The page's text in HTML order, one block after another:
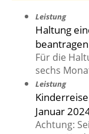
Leistung
Haltung
beantragen
Für die
sechs
Leistung
Januar
Achtung: